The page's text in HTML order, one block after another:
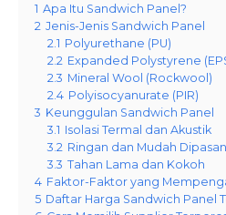
1 Apa Itu Sandwich Panel?
2 Jenis-Jenis Sandwich Panel
2.1 Polyurethane (PU)
2.2 Expanded Polystyrene
2.3 Mineral Wool (Rockwool)
2.4 Polyisocyanurate (PIR)
3 Keunggulan Sandwich Panel
3.1 Isolasi Termal dan Akustik
3.2 Ringan dan Mudah
3.3 Tahan Lama dan Kokoh
4 Faktor-Faktor yang
5 Daftar Harga Sandwich Panel